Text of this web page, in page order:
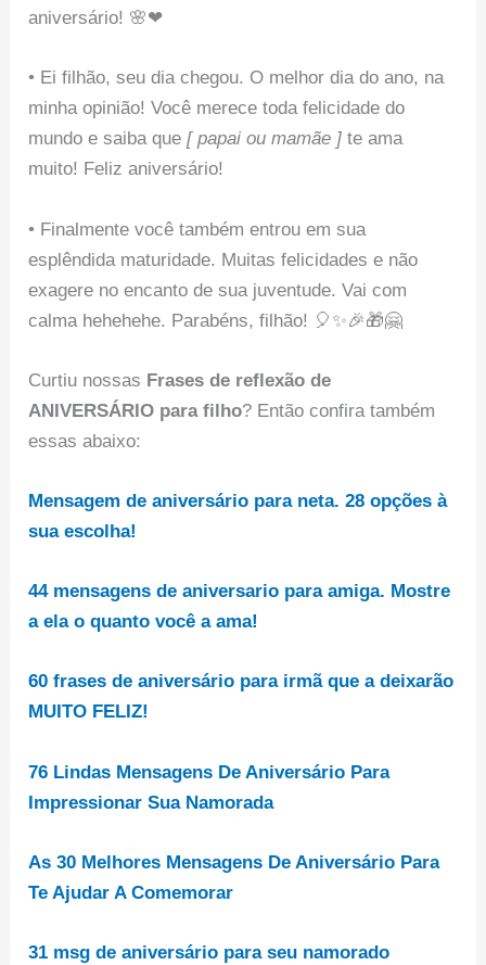
aniversário! 🌸❤
• Ei filhão, seu dia chegou. O melhor dia do ano, na
minha opinião! Você merece toda felicidade do
mundo e saiba que[ papai ou mamãe ] te ama
muito! Feliz aniversário!
• Finalmente você também entrou em sua
esplêndida maturidade. Muitas felicidades e não
exagere no encanto de sua juventude. Vai com
calma hehehehe. Parabéns, filhão! 🎈✨🎉🎁🤗
Curtiu nossas Frases de reflexão de
ANIVERSÁRIO para filho? Então confira também
essas abaixo:
Mensagem de aniversário para neta. 28 opções à
sua escolha!
44 mensagens de aniversario para amiga. Mostre
a ela o quanto você a ama!
60 frases de aniversário para irmã que a deixarão
MUITO FELIZ!
76 Lindas Mensagens De Aniversário Para
Impressionar Sua Namorada
As 30 Melhores Mensagens De Aniversário Para
Te Ajudar A Comemorar
31 msg de aniversário para seu namorado